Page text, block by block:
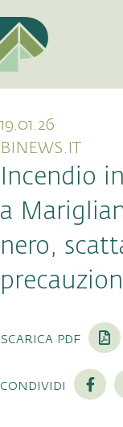
19.01.26
BINEWS.IT
Incendio
a
nero,
scarica pdf
condividi